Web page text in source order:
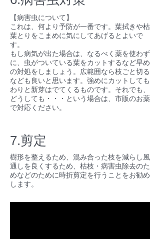
【病害虫について】
これは、何より予防が一番です。葉拭きや枯
葉とりをこまめに気にしてあげるとよいで
す。
もし病気が出た場合は、なるべく薬を使わず
に、虫がついている葉をカットするなど早め
の対処をしましょう。広範囲なら枝ごと切る
なども良いと思います。強めにカットしても
わりと新芽はでてくるものです。それでも、
どうしても・・・という場合は、市販のお薬
で対応ください。
7.剪定
樹形を整えるため、混み合った枝を減らし風
通しを良くするため、枯枝・病害虫除去のた
めなどのために時折剪定を行うことをお勧め
します。